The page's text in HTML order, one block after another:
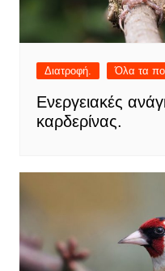
Διατροφή. Όλα τα
Ενεργειακές
καρδερίνας.